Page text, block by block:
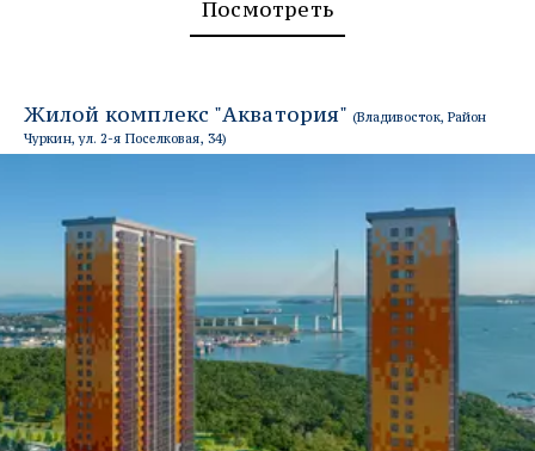
Посмотреть
Жилой комплекс "Акватория" (Владивосток, Район
Чуркин, ул. 2-я Поселковая, 34)